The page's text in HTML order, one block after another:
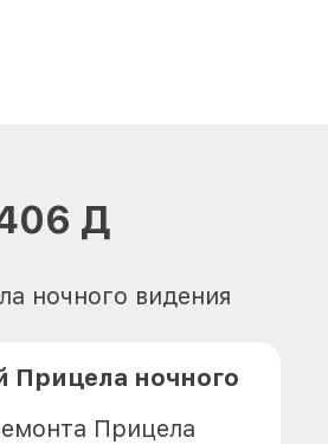
Д
ночного видения
Прицела ночного
Прицела